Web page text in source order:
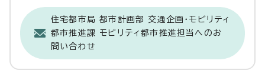
住宅都市局 都市計画部 交通企画・モビリティ
都市推進課 モビリティ都市推進担当へのお
問い合わせ